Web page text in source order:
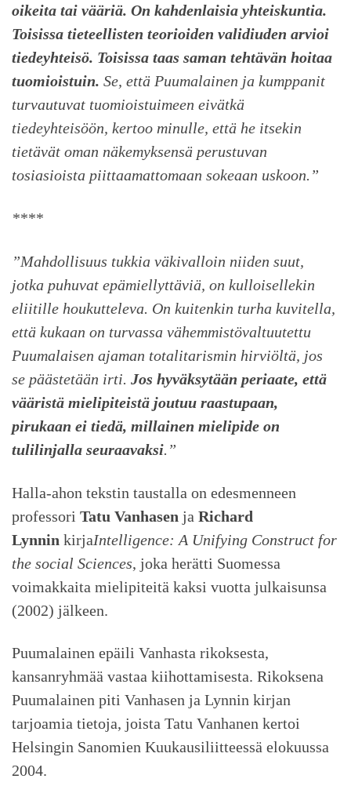
oikeita tai vääriä. On kahdenlaisia yhteiskuntia.
Toisissa tieteellisten teorioiden validiuden arvioi
tiedeyhteisö. Toisissa taas saman tehtävän hoitaa
tuomioistuin. Se, että Puumalainen ja kumppanit
turvautuvat tuomioistuimeen eivätkä
tiedeyhteisöön, kertoo minulle, että he itsekin
tietävät oman näkemyksensä perustuvan
tosiasioista piittaamattomaan sokeaan uskoon.”
****
”Mahdollisuus tukkia väkivalloin niiden suut,
jotka puhuvat epämiellyttäviä, on kulloisellekin
eliitille houkutteleva. On kuitenkin turha kuvitella,
että kukaan on turvassa vähemmistövaltuutettu
Puumalaisen ajaman totalitarismin hirviöltä, jos
se päästetään irti. Jos hyväksytään periaate, että
vääristä mielipiteistä joutuu raastupaan,
pirukaan ei tiedä, millainen mielipide on
tulilinjalla seuraavaksi.”
Halla-ahon tekstin taustalla on edesmenneen
professori Tatu Vanhasen ja Richard
Lynnin kirjaIntelligence: A Unifying Construct for
the social Sciences, joka herätti Suomessa
voimakkaita mielipiteitä kaksi vuotta julkaisunsa
(2002) jälkeen.
Puumalainen epäili Vanhasta rikoksesta,
kansanryhmää vastaa kiihottamisesta. Rikoksena
Puumalainen piti Vanhasen ja Lynnin kirjan
tarjoamia tietoja, joista Tatu Vanhanen kertoi
Helsingin Sanomien Kuukausiliitteessä elokuussa
2004.